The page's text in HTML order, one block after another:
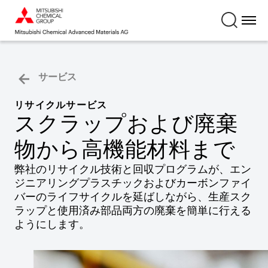
サービス
リサイクルサービス
スクラップおよび廃棄
物から高機能材料まで
弊社のリサイクル技術と回収プログラムが、エン
ジニアリングプラスチックおよびカーボンファイ
バーのライフサイクルを延ばしながら、生産スク
ラップと使用済み部品両方の廃棄を簡単に行える
ようにします。